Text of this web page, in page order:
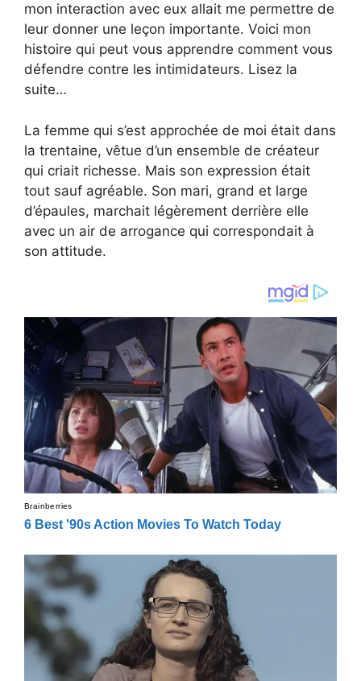
mon interaction avec eux allait me permettre de
leur donner une leçon importante. Voici mon
histoire qui peut vous apprendre comment vous
défendre contre les intimidateurs. Lisez la
suite…
La femme qui s’est approchée de moi était dans
la trentaine, vêtue d’un ensemble de créateur
qui criait richesse. Mais son expression était
tout sauf agréable. Son mari, grand et large
d’épaules, marchait légèrement derrière elle
avec un air de arrogance qui correspondait à
son attitude.